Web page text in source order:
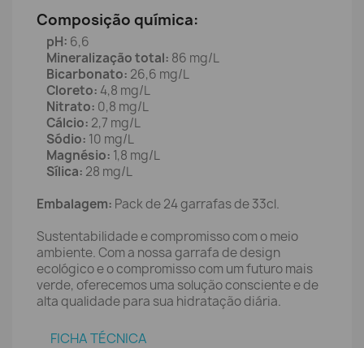
Composição química:
pH: 6,6
Mineralização total: 86 mg/L
Bicarbonato: 26,6 mg/L
Cloreto: 4,8 mg/L
Nitrato: 0,8 mg/L
Cálcio: 2,7 mg/L
Sódio: 10 mg/L
Magnésio: 1,8 mg/L
Sílica: 28 mg/L
Embalagem: Pack de 24 garrafas de 33cl.
Sustentabilidade e compromisso com o meio
ambiente. Com a nossa garrafa de design
ecológico e o compromisso com um futuro mais
verde, oferecemos uma solução consciente e de
alta qualidade para sua hidratação diária.
FICHA TÉCNICA